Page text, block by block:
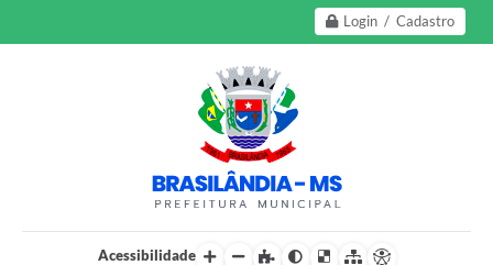
Login / Cadastro
Acessibilidade